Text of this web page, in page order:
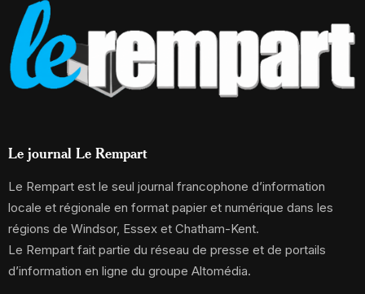
Le journal Le Rempart
Le Rempart est le seul journal francophone d’information
locale et régionale en format papier et numérique dans les
régions de Windsor, Essex et Chatham-Kent.
Le Rempart fait partie du réseau de presse et de portails
d’information en ligne du groupe Altomédia.